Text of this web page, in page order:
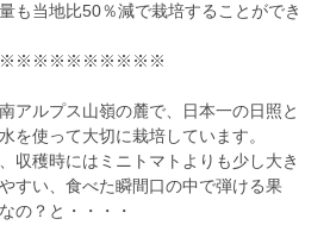
も当地比50％減で栽培することができ
アルプス山嶺の麓で、日本一の日照と
を使って大切に栽培しています。
収穫時にはミニトマトよりも少し大き
すい、食べた瞬間口の中で弾ける果
の？と・・・・